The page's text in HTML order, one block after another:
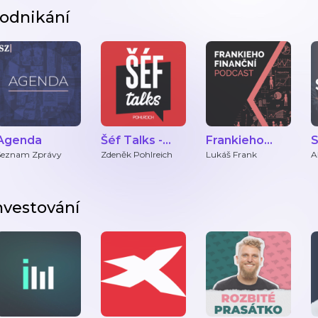
Zprávy
Šéf Talks -
podcast
Zdeněk Pohlreich
Frankieho
finanční
Lukáš Frank